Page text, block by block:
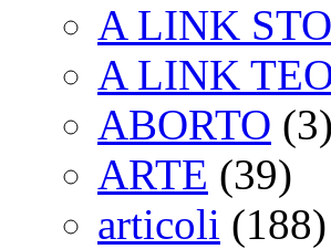
A LINK
A LINK
ABORTO (3)
ARTE (39)
articoli (188)